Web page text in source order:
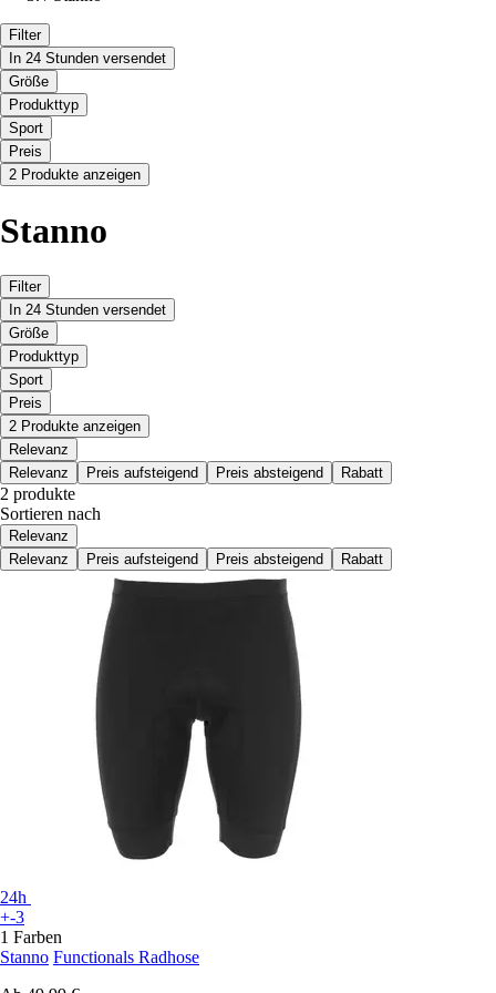
Filter
In 24 Stunden versendet
Größe
Produkttyp
Sport
Preis
2 Produkte anzeigen
Stanno
Filter
In 24 Stunden versendet
Größe
Produkttyp
Sport
Preis
2 Produkte anzeigen
Relevanz
Relevanz
Preis aufsteigend Preis absteigend Rabatt
2 produkte
Sortieren nach
Relevanz
Relevanz
Preis aufsteigend Preis absteigend Rabatt
24h
+-3
1 Farben
Stanno Functionals Radhose